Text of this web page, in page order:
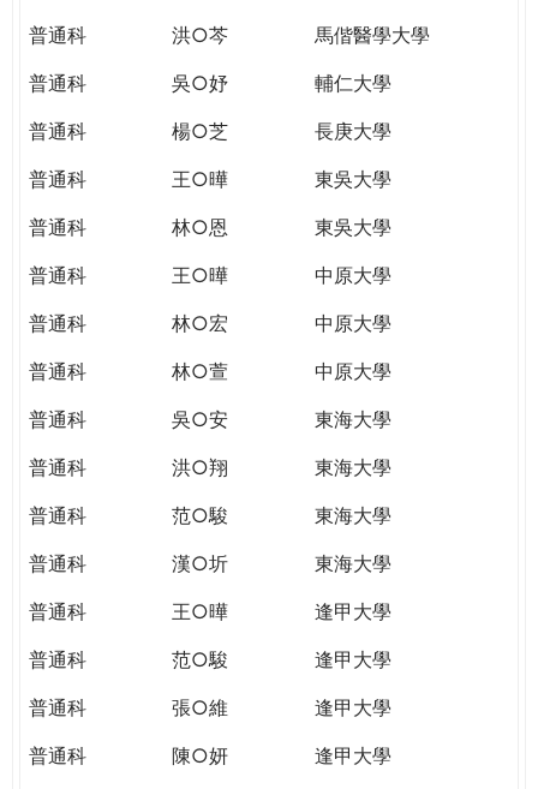
普通科
洪○芩
馬偕醫學大學
普通科
吳○妤
輔仁大學
普通科
楊○芝
長庚大學
普通科
王○曄
東吳大學
普通科
林○恩
東吳大學
普通科
王○曄
中原大學
普通科
林○宏
中原大學
普通科
林○萱
中原大學
普通科
吳○安
東海大學
普通科
洪○翔
東海大學
普通科
范○駿
東海大學
普通科
漢○圻
東海大學
普通科
王○曄
逢甲大學
普通科
范○駿
逢甲大學
普通科
張○維
逢甲大學
普通科
陳○妍
逢甲大學